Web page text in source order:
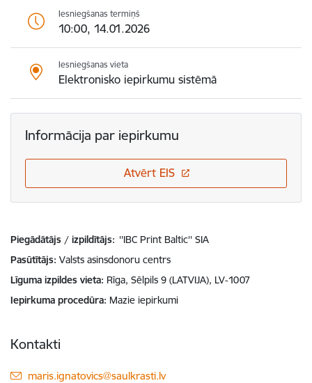
Iesniegšanas termiņš
10:00, 14.01.2026
Iesniegšanas vieta
Elektronisko iepirkumu sistēmā
Informācija par iepirkumu
Atvērt EIS
Piegādātājs / izpildītājs: ''IBC Print Baltic'' SIA
Pasūtītājs Valsts asinsdonoru centrs
Līguma izpildes vieta Rīga, Sēlpils 9 (LATVIJA), LV-1007
Iepirkuma procedūra Mazie iepirkumi
Kontakti
E-pasts:
maris.ignatovics@saulkrasti.lv